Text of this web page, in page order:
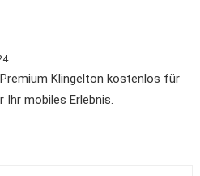
Klingelton kostenlos für
Ihr mobiles Erlebnis.